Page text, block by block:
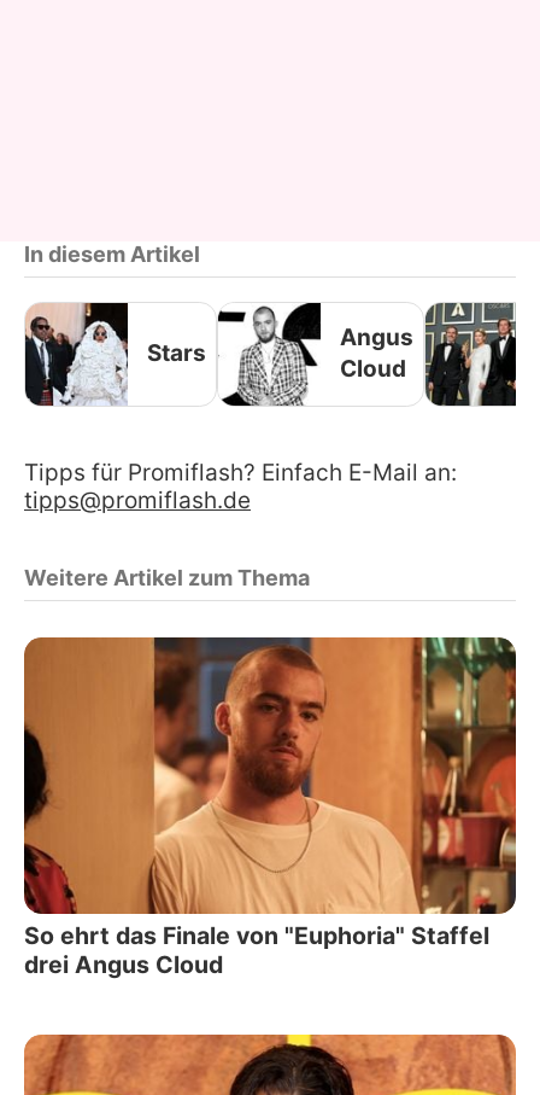
In diesem Artikel
Stars
Angus
Cloud
Tipps für Promiflash? Einfach E-Mail an:
tipps@promiflash.de
Weitere Artikel zum Thema
So ehrt das Finale von "Euphoria" Staffel
drei Angus Cloud